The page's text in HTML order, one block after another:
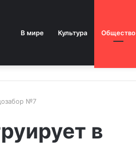
В мире Культура Общество
№7
в